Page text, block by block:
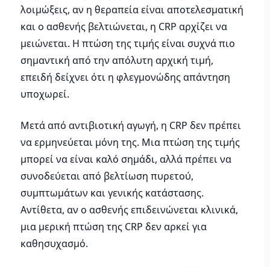
λοιμώξεις, αν η θεραπεία είναι αποτελεσματική
και ο ασθενής βελτιώνεται, η CRP αρχίζει να
μειώνεται. Η πτώση της τιμής είναι συχνά πιο
σημαντική από την απόλυτη αρχική τιμή,
επειδή δείχνει ότι η φλεγμονώδης απάντηση
υποχωρεί.
Μετά από αντιβιοτική αγωγή, η CRP δεν πρέπει
να ερμηνεύεται μόνη της. Μια πτώση της τιμής
μπορεί να είναι καλό σημάδι, αλλά πρέπει να
συνοδεύεται από βελτίωση πυρετού,
συμπτωμάτων και γενικής κατάστασης.
Αντίθετα, αν ο ασθενής επιδεινώνεται κλινικά,
μια μερική πτώση της CRP δεν αρκεί για
καθησυχασμό.